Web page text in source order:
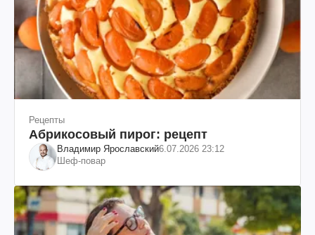
Рецепты
Абрикосовый пирог: рецепт
Владимир Ярославский6.07.2026 23:12
Шеф-повар